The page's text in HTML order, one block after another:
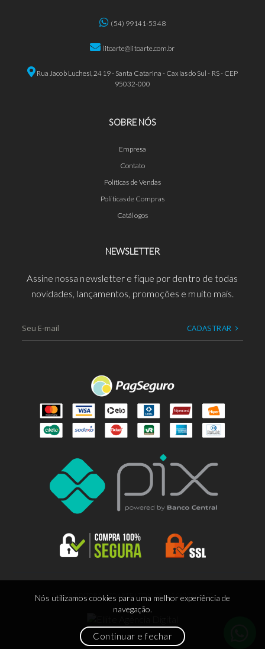
(54) 99141-5348
litoarte@litoarte.com.br
Rua Jacob Luchesi, 2419 - Santa Catarina - Caxias do Sul - RS - CEP
95032-000
SOBRE NÓS
Empresa
Contato
Políticas de Vendas
Políticas de Compras
Catálogos
NEWSLETTER
Assine nossa newsletter e fique por dentro de todas
novidades, lançamentos, promoções e muito mais.
CADASTRAR
© 2026 EDITORA LITOARTE LTDA | 88.665.963/0001-55
Nós utilizamos cookies para uma melhor experiência de
navegação.
Continuar e fechar